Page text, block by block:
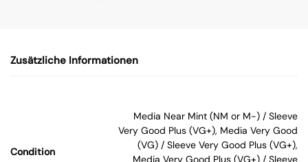
W
Zusätzliche Informationen
Condition
Media Near Mint (NM or M-) / Sleeve
Very Good Plus (VG+), Media Very Good
(VG) / Sleeve Very Good Plus (VG+),
Media Very Good Plus (VG+) / Sleeve